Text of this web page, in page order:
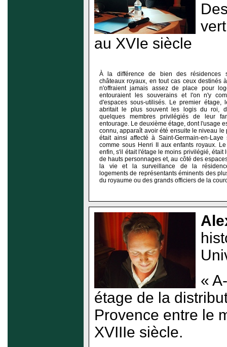
au XVIe siècle
À la différence de bien des résidences
châteaux royaux, en tout cas ceux destinés
n'offraient jamais assez de place pour
entouraient les souverains et l'on n'y
d'espaces sous-utilisés. Le premier étage,
abritait le plus souvent les logis du roi,
quelques membres privilégiés de leur
entourage. Le deuxième étage, dont l'usage
connu, apparaît avoir été ensuite le niveau le
était ainsi affecté à Saint-Germain-en-Laye
comme sous Henri II aux enfants royaux.
enfin, s'il était l'étage le moins privilégié, était
de hauts personnages et, au côté des
la vie et la surveillance de la
logements de représentants éminents des
du royaume ou des grands officiers de la
«
étage de la
Provence entre le
XVIIIe siècle.